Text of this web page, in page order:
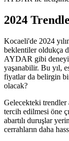
2024
Kocaeli'de 2024
beklentiler oldukça
AYDAR gibi
yaşanabilir. Bu yıl,
fiyatlar da belirgin
olacak?
Gelecekteki trendler
tercih edilmesi öne
abartılı duruşlar
cerrahların daha